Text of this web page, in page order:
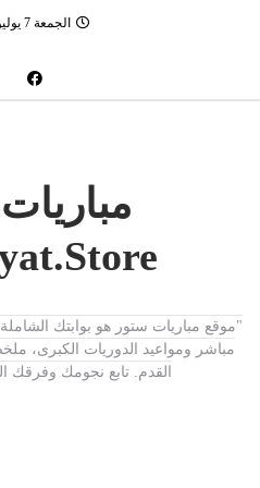
الجمعة 7 يوليو 2026
"موقع مباريات ستور هو بوابتك الشاملة
مباشر ومواعيد الدوريات الكبرى،
القدم. تابع نجومك